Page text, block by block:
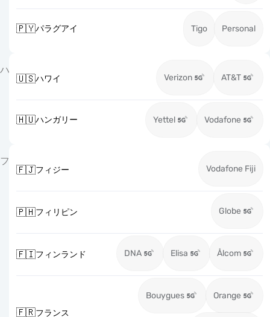
🇵🇾パラグアイ Tigo Personal
ハ
🇺🇸ハワイ Verizon AT&T
🇭🇺ハンガリー Yettel Vodafone
フ
🇫🇯フィジー Vodafone Fiji
🇵🇭フィリピン Globe
🇫🇮フィンランド DNA Elisa Ålcom
🇫🇷フランス
Bouygues Orange